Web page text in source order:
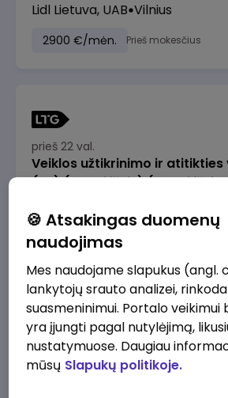
Lidl Lietuva, UAB Vilnius
2900 €/mėn. Prieš mokesčius
prieš 22 val.
Veiklos užtikrinimo ir
(-ė) (Radviliškis) (Radviliškis,
2610 - 3910 €/mėn.
prieš 22 val.
Veiklos užtikrinimo ir atitikties
(-ė) (Kaunas) (Kaunas, LT)
🍪 Atsakingas duomenų
naudojimas
Mes naudojame slapukus (angl.
lankytojų srauto analizei,
suasmeninimui. Portalo veikimui
yra įjungti pagal nutylėjimą,
nustatymuose. Daugiau
mūsų Slapukų politikoje.